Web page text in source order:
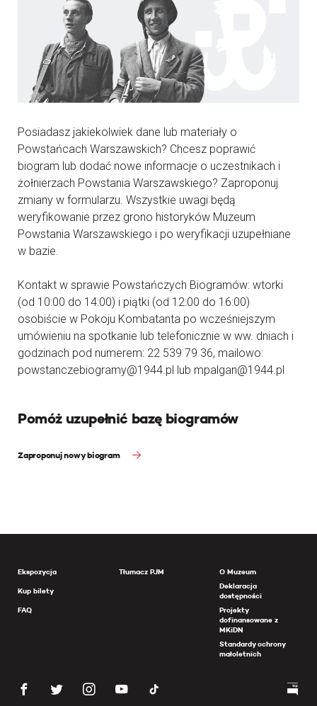
Posiadasz jakiekolwiek dane lub materiały o
Powstańcach Warszawskich? Chcesz poprawić
biogram lub dodać nowe informacje o uczestnikach i
żołnierzach Powstania Warszawskiego? Zaproponuj
zmiany w formularzu. Wszystkie uwagi będą
weryfikowanie przez grono historyków Muzeum
Powstania Warszawskiego i po weryfikacji uzupełniane
w bazie.
Kontakt w sprawie Powstańczych Biogramów: wtorki
(od 10:00 do 14:00) i piątki (od 12:00 do 16:00)
osobiście w Pokoju Kombatanta po wcześniejszym
umówieniu na spotkanie lub telefonicznie w ww. dniach i
godzinach pod numerem: 22 539 79 36, mailowo:
powstanczebiogramy@1944.pl lub mpalgan@1944.pl
Pomóż uzupełnić bazę biogramów
Zaproponuj nowy biogram
Ekspozycja
Kup bilety
FAQ
Tłumacz PJM
O Muzeum
Deklaracja
dostępności
Projekty
dofinansowane z
MKiDN
Standardy ochrony
małoletnich